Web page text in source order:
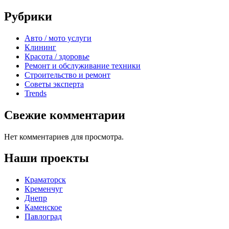
Рубрики
Авто / мото услуги
Клининг
Красота / здоровье
Ремонт и обслуживание техники
Строительство и ремонт
Советы эксперта
Trends
Свежие комментарии
Нет комментариев для просмотра.
Наши проекты
Краматорск
Кременчуг
Днепр
Каменское
Павлоград